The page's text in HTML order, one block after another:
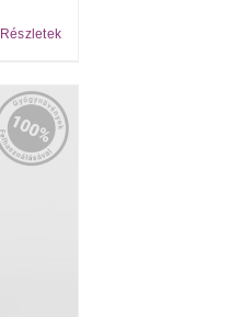
Részletek